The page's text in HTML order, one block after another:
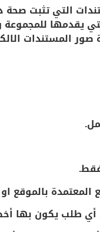
التي تثبت صحة
يقدمها
المستندات